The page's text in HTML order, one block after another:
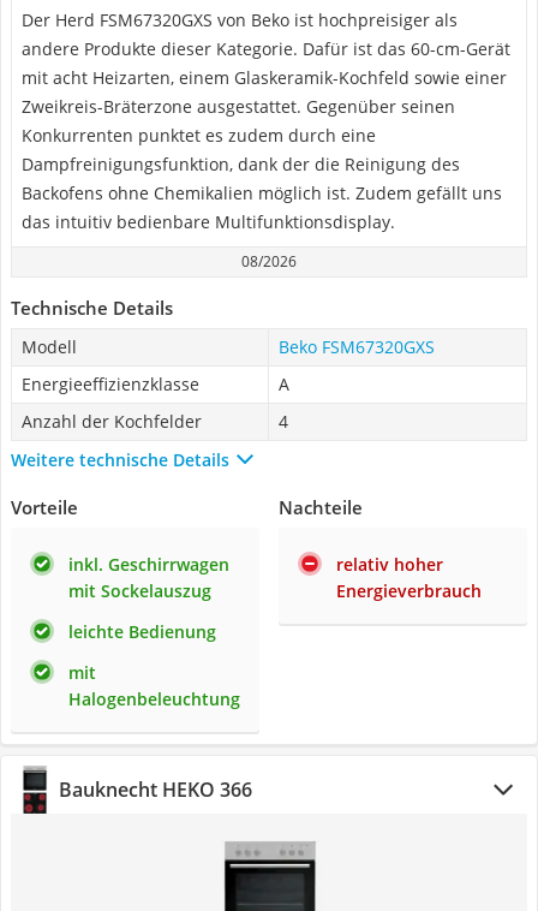
Der Herd FSM67320GXS von Beko ist hochpreisiger als
andere Produkte dieser Kategorie. Dafür ist das 60-cm-Gerät
mit acht Heizarten, einem Glaskeramik-Kochfeld sowie einer
Zweikreis-Bräterzone ausgestattet. Gegenüber seinen
Konkurrenten punktet es zudem durch eine
Dampfreinigungsfunktion, dank der die Reinigung des
Backofens ohne Chemikalien möglich ist. Zudem gefällt uns
das intuitiv bedienbare Multifunktionsdisplay.
08/2026
Technische Details
Modell
Beko FSM67320GXS
Energieeffizienzklasse
A
Anzahl der Kochfelder
4
Weitere technische Details
Vorteile
inkl. Geschirrwagen
mit Sockelauszug
leichte Bedienung
mit
Halogenbeleuchtung
Nachteile
relativ hoher
Energieverbrauch
Bauknecht HEKO 366